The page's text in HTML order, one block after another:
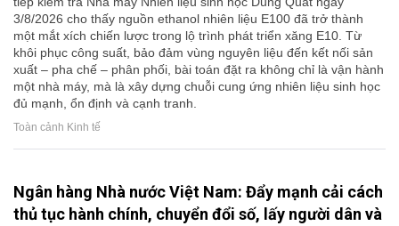
3/8/2026 cho thấy nguồn ethanol nhiên liệu E100 đã trở thành
một mắt xích chiến lược trong lộ trình phát triển xăng E10. Từ
khôi phục công suất, bảo đảm vùng nguyên liệu đến kết nối sản
xuất – pha chế – phân phối, bài toán đặt ra không chỉ là vận hành
một nhà máy, mà là xây dựng chuỗi cung ứng nhiên liệu sinh học
đủ mạnh, ổn định và cạnh tranh.
Toàn cảnh Kinh tế
Ngân hàng Nhà nước Việt Nam: Đẩy mạnh cải cách
thủ tục hành chính, chuyển đổi số, lấy người dân và